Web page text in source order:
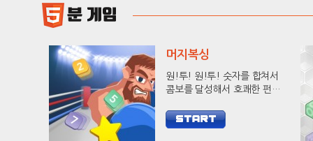
머지복싱
원!투! 원!투! 숫자를 합쳐서
콤보를 달성해서 호쾌한 펀치